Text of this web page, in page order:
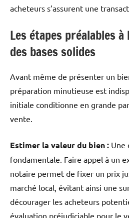
acheteurs s’assurent une
Les étapes préalables
des bases solides
Avant même de présenter un
préparation minutieuse est
initiale conditionne en grande
vente.
Estimer la valeur du bien : Une
fondamentale. Faire appel à un
notaire permet de fixer un prix
marché local, évitant ainsi une
décourager les acheteurs
évaluation préjudiciable pour le